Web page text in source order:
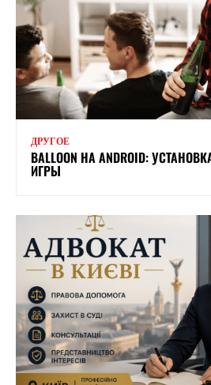
ДРУГОЕ
BALLOON НА ANDROID:
ИГРЫ